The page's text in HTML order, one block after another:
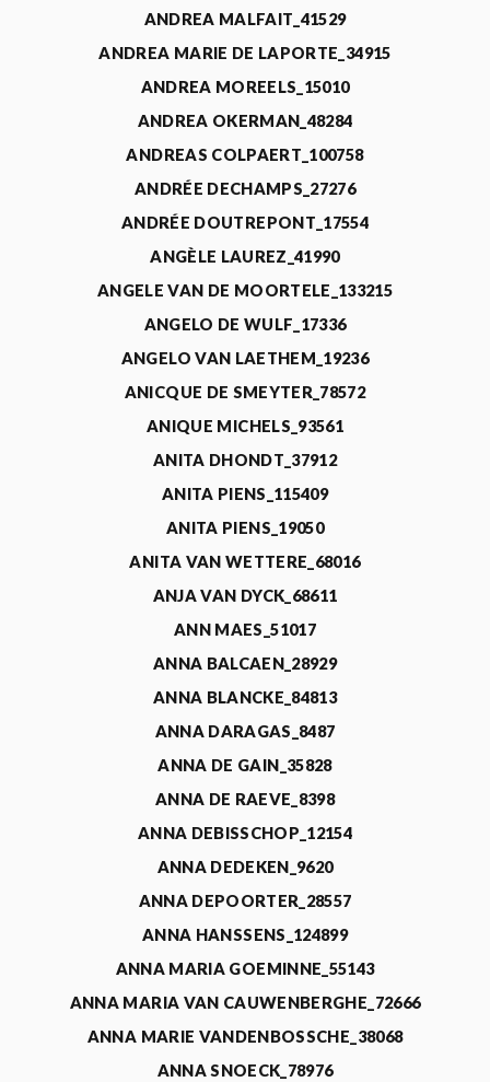
ANDREA MALFAIT_41529
ANDREA MARIE DE LAPORTE_34915
ANDREA MOREELS_15010
ANDREA OKERMAN_48284
ANDREAS COLPAERT_100758
ANDRÉE DECHAMPS_27276
ANDRÉE DOUTREPONT_17554
ANGÈLE LAUREZ_41990
ANGELE VAN DE MOORTELE_133215
ANGELO DE WULF_17336
ANGELO VAN LAETHEM_19236
ANICQUE DE SMEYTER_78572
ANIQUE MICHELS_93561
ANITA DHONDT_37912
ANITA PIENS_115409
ANITA PIENS_19050
ANITA VAN WETTERE_68016
ANJA VAN DYCK_68611
ANN MAES_51017
ANNA BALCAEN_28929
ANNA BLANCKE_84813
ANNA DARAGAS_8487
ANNA DE GAIN_35828
ANNA DE RAEVE_8398
ANNA DEBISSCHOP_12154
ANNA DEDEKEN_9620
ANNA DEPOORTER_28557
ANNA HANSSENS_124899
ANNA MARIA GOEMINNE_55143
ANNA MARIA VAN CAUWENBERGHE_72666
ANNA MARIE VANDENBOSSCHE_38068
ANNA SNOECK_78976